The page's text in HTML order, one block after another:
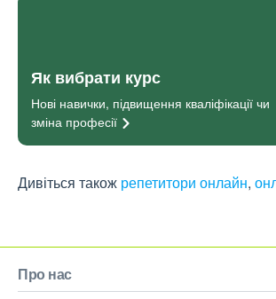
Як вибрати курс
Нові навички, підвищення кваліфікації чи
зміна професії
Дивіться також репетитори онлайн,
Про нас